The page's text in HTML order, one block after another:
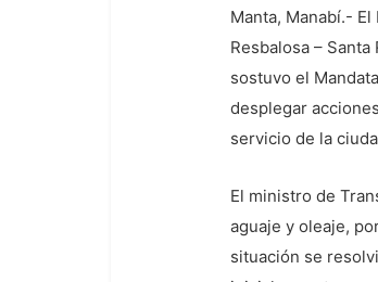
Manta, Manabí.-
Resbalosa –
sostuvo el
desplegar
servicio de la
El ministro de
aguaje y oleaje,
situación se